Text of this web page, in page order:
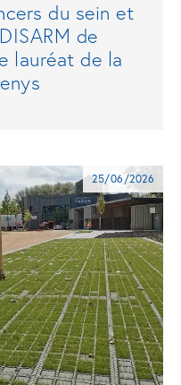
du sein et
de
lauréat de la
25/06/2026